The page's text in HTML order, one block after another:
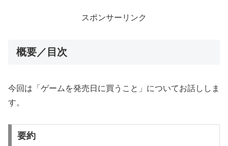
スポンサーリンク
概要／目次
今回は「ゲームを発売日に買うこと」についてお話ししま
す。
要約